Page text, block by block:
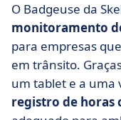
O Badgeuse da
monitoramento
para empresas
em trânsito.
um tablet e a uma
registro de horas